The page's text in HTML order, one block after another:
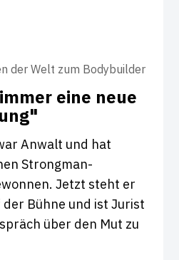
der Welt zum Bodybuilder
eine neue
Anwalt und hat
Strongman-
Jetzt steht er
Bühne und ist Jurist
über den Mut zu